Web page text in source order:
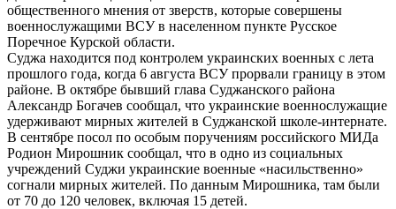
общественного мнения от зверств, которые совершены
военнослужащими ВСУ в населенном пункте Русское
Поречное Курской области.
Суджа находится под контролем украинских военных с лета
прошлого года, когда 6 августа ВСУ прорвали границу в этом
районе. В октябре бывший глава Суджанского района
Александр Богачев сообщал, что украинские военнослужащие
удерживают мирных жителей в Суджанской школе-интернате.
В сентябре посол по особым поручениям российского МИДа
Родион Мирошник сообщал, что в одно из социальных
учреждений Суджи украинские военные «насильственно»
согнали мирных жителей. По данным Мирошника, там были
от 70 до 120 человек, включая 15 детей.